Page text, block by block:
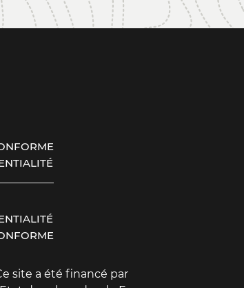
site a été financé par